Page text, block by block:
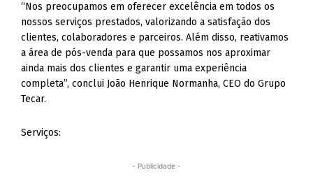
“Nos preocupamos em oferecer excelência em todos os
nossos serviços prestados, valorizando a satisfação dos
clientes, colaboradores e parceiros. Além disso, reativamos
a área de pós-venda para que possamos nos aproximar
ainda mais dos clientes e garantir uma experiência
completa”, conclui João Henrique Normanha, CEO do Grupo
Tecar.
Serviços:
- Publicidade -